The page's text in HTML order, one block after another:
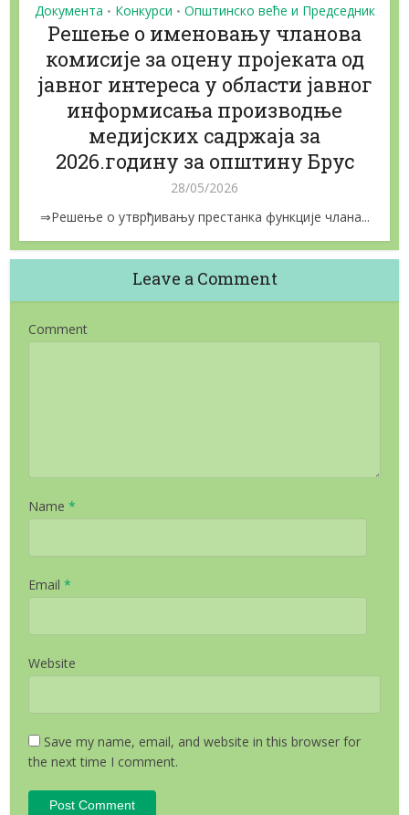
Документа • Конкурси • Општинско веће и Председник
Решење о именовању чланова
комисије за оцену пројеката од
јавног интереса у области јавног
информисања производње
медијских садржаја за
2026.годину за општину Брус
28/05/2026
⇒Решење о утврђивању престанка функције члана...
Leave a Comment
Comment
Name *
Email *
Website
Save my name, email, and website in this browser for
the next time I comment.